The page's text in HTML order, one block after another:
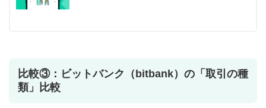
比較③：ビットバンク（bitbank）の「取引の種
類」比較